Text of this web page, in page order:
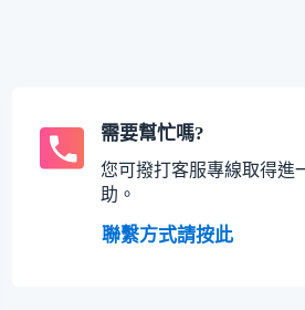
需要幫忙嗎?
您可撥打客服專線取得進
助。
聯繫方式請按此